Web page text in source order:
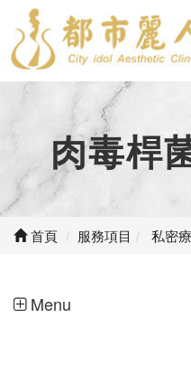
肉毒桿
首頁 服務項目 私密
Menu